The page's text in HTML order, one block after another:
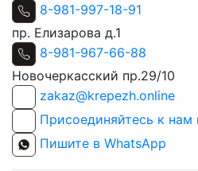
8-981-997-18-91
пр. Елизарова д.1
8-981-967-66-88
Новочеркасский пр.29/10
zakaz@krepezh.online
Присоединяйтесь к нам
Пишите в WhatsApp